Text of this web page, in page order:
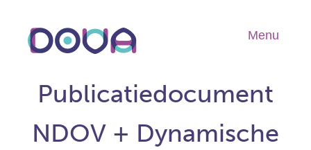
Menu
Publicatiedocument
NDOV + Dynamische